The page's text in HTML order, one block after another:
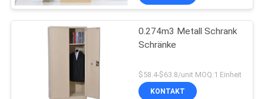
0.274m3 Metall Schrank
Schränke
$58.4-$63.8/unit MOQ:1 Einheit
KONTAKT